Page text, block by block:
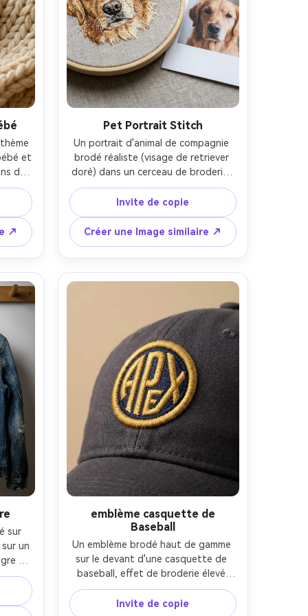
et
des
de
un
de la
mm,
↗
Pet Portrait Stitch
Un portrait d'animal de compagnie
brodé réaliste (visage de retriever
doré) dans un cerceau de broderie,
texture de fourrure de points longs
et courts, mélange de couleurs
subtil, tissu de fond propre, placé à
côté de l'impression photo de
référence correspondante, lumière
douce du jour, prise sur Nikon Z7 II,
85mm, mise au point nette sur les
Invite de copie
Créer une Image similaire ↗
sur
un
des
et
emblème casquette de
Baseball
Un emblème brodé haut de gamme
sur le devant d'une casquette de
baseball, effet de broderie élevé
propre, couture serrée, ombres
subtiles sur le panneau de
Invite de copie